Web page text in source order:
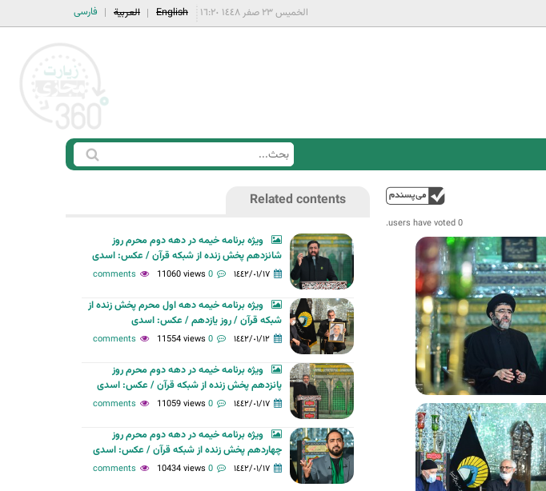
فارسی العربية English الخميس ٢٣ صفر ١٤٤٨ ١٦:٢٠
ا
س
ح
ث
ب
ح
0 users have voted.
Related contents
ویژه برنامه خیمه در دهه دوم محرم روز
شانزدهم پخش زنده از شبکه قرآن / عکس: اسدی
١٤٤٢/٠١/١٧ 0 comments
11060 views
ویژه برنامه خیمه دهه اول محرم پخش زنده از
شبکه قرآن / روز یازدهم / عکس: اسدی
١٤٤٢/٠١/١٢ 0 comments
11554 views
ویژه برنامه خیمه در دهه دوم محرم روز
پانزدهم پخش زنده از شبکه قرآن / عکس: اسدی
١٤٤٢/٠١/١٧ 0 comments
11059 views
ویژه برنامه خیمه در دهه دوم محرم روز
چهاردهم پخش زنده از شبکه قرآن / عکس: اسدی
١٤٤٢/٠١/١٧ 0 comments
10434 views